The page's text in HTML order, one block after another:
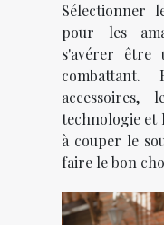
Sélectionner
pour les
s'avérer être
combattant.
accessoires,
technologie et
à couper le
faire le bon